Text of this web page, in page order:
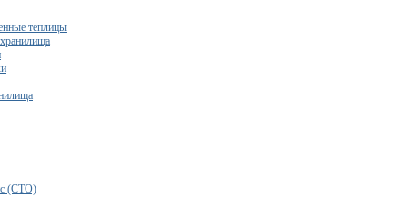
теплицы
(СТО)
расчет сметы исходя из вашего бюджета!